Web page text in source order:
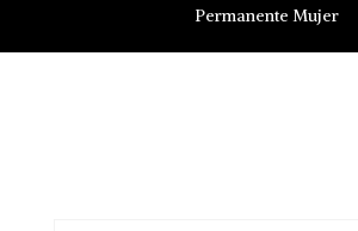
Permanente Mujer